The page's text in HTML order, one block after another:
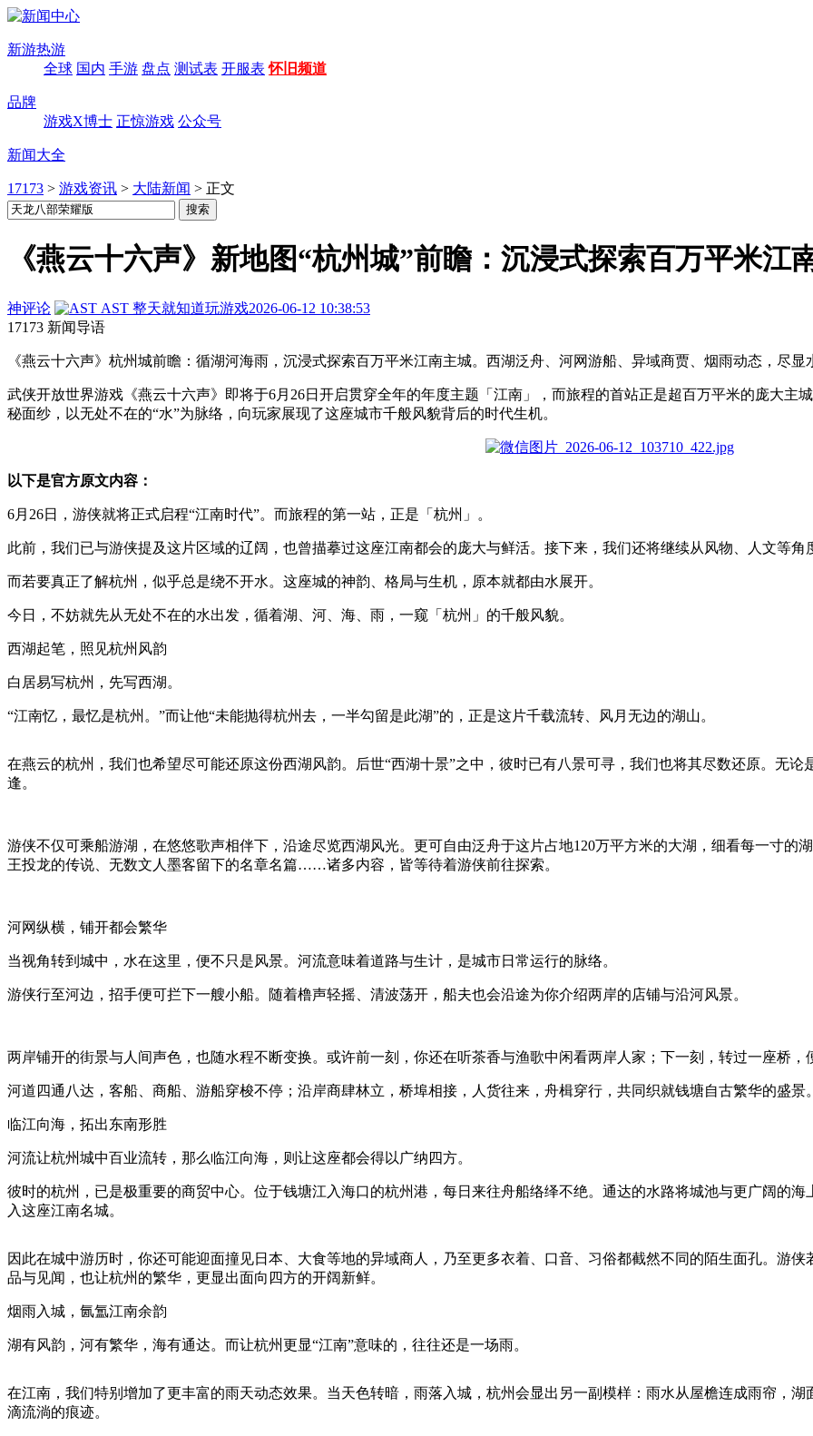
新游热游
全球 国内 手游 盘点 测试表 开服表 怀旧频道
品牌
游戏X博士 正惊游戏 公众号
新闻大全
17173 > 游戏资讯 > 大陆新闻 > 正文
《燕云十六声》新地图“杭州城”前瞻：沉浸式探索百万平米江
神评论 AST 整天就知道玩游戏2026-06-12 10:38:53
17173 新闻导语
《燕云十六声》杭州城前瞻：循湖河海雨，沉浸式探索百万平米江南主城。西湖泛舟、河网游船、异域商贾、烟雨动态，尽
武侠开放世界游戏《燕云十六声》即将于6月26日开启贯穿全年的年度主题「江南」，而旅程的首站正是超百万平米的庞大主
秘面纱，以无处不在的“水”为脉络，向玩家展现了这座城市千般风貌背后的时代生机。
以下是官方原文内容：
6月26日，游侠就将正式启程“江南时代”。而旅程的第一站，正是「杭州」。
此前，我们已与游侠提及这片区域的辽阔，也曾描摹过这座江南都会的庞大与鲜活。接下来，我们还将继续从风物、人文等
而若要真正了解杭州，似乎总是绕不开水。这座城的神韵、格局与生机，原本就都由水展开。
今日，不妨就先从无处不在的水出发，循着湖、河、海、雨，一窥「杭州」的千般风貌。
西湖起笔，照见杭州风韵
白居易写杭州，先写西湖。
“江南忆，最忆是杭州。”而让他“未能抛得杭州去，一半勾留是此湖”的，正是这片千载流转、风月无边的湖山。
在燕云的杭州，我们也希望尽可能还原这份西湖风韵。后世“西湖十景”之中，彼时已有八景可寻，我们也将其尽数还原。无
逢。
游侠不仅可乘船游湖，在悠悠歌声相伴下，沿途尽览西湖风光。更可自由泛舟于这片占地120万平方米的大湖，细看每一寸的
王投龙的传说、无数文人墨客留下的名章名篇……诸多内容，皆等待着游侠前往探索。
河网纵横，铺开都会繁华
当视角转到城中，水在这里，便不只是风景。河流意味着道路与生计，是城市日常运行的脉络。
游侠行至河边，招手便可拦下一艘小船。随着橹声轻摇、清波荡开，船夫也会沿途为你介绍两岸的店铺与沿河风景。
两岸铺开的街景与人间声色，也随水程不断变换。或许前一刻，你还在听茶香与渔歌中闲看两岸人家；下一刻，转过一座桥
河道四通八达，客船、商船、游船穿梭不停；沿岸商肆林立，桥埠相接，人货往来，舟楫穿行，共同织就钱塘自古繁华的盛景
临江向海，拓出东南形胜
河流让杭州城中百业流转，那么临江向海，则让这座都会得以广纳四方。
彼时的杭州，已是极重要的商贸中心。位于钱塘江入海口的杭州港，每日来往舟船络绎不绝。通达的水路将城池与更广阔的
入这座江南名城。
因此在城中游历时，你还可能迎面撞见日本、大食等地的异域商人，乃至更多衣着、口音、习俗都截然不同的陌生面孔。游
品与见闻，也让杭州的繁华，更显出面向四方的开阔新鲜。
烟雨入城，氤氲江南余韵
湖有风韵，河有繁华，海有通达。而让杭州更显“江南”意味的，往往还是一场雨。
在江南，我们特别增加了更丰富的雨天动态效果。当天色转暗，雨落入城，杭州会显出另一副模样：雨水从屋檐连成雨帘，
滴流淌的痕迹。